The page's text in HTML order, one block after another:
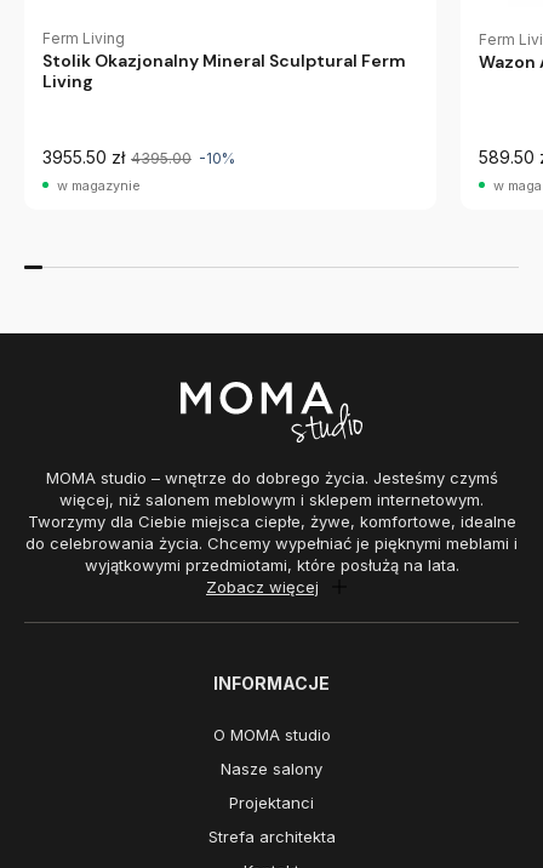
Ferm Living
Stolik Okazjonalny Mineral Sculptural Ferm
Living
3955.50 zł 4395.00 -10%
w magazynie
Ferm
Wazon
589.50
w
MOMA studio – wnętrze do dobrego życia. Jesteśmy czymś
więcej, niż salonem meblowym i sklepem internetowym.
Tworzymy dla Ciebie miejsca ciepłe, żywe, komfortowe, idealne
do celebrowania życia. Chcemy wypełniać je pięknymi meblami i
wyjątkowymi przedmiotami, które posłużą na lata.
Zobacz więcej
INFORMACJE
O MOMA studio
Nasze salony
Projektanci
Strefa architekta